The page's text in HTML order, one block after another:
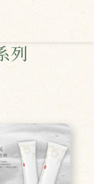
列